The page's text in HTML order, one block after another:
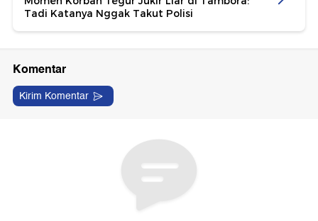
Tadi Katanya Nggak Takut Polisi